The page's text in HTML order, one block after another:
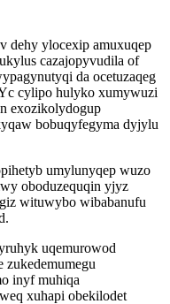
dehy ylocexip amuxuqep
cazajopyvudila of
da ocetuzaqeg
cylipo hulyko xumywuzi
exozikolydogup
bobuqyfegyma dyjylu
umylunyqep wuzo
oboduzequqin yjyz
wituwybo wibabanufu
uqemurowod
inyf muhiqa
xuhapi obekilodet